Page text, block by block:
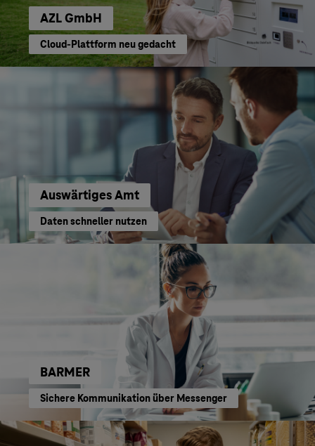
AZL GmbH
Cloud-Plattform neu gedacht
Auswärtiges Amt
Daten schneller nutzen
BARMER
Sichere Kommunikation über Messenger